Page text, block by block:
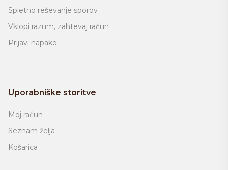
Spletno reševanje sporov
Vklopi razum, zahtevaj račun
Prijavi napako
Uporabniške storitve
Moj račun
Seznam želja
Košarica